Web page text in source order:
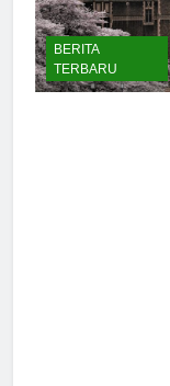
BERITA
TERBARU